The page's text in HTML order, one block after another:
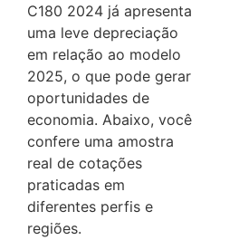
C180 2024 já apresenta
uma leve depreciação
em relação ao modelo
2025, o que pode gerar
oportunidades de
economia. Abaixo, você
confere uma amostra
real de cotações
praticadas em
diferentes perfis e
regiões.